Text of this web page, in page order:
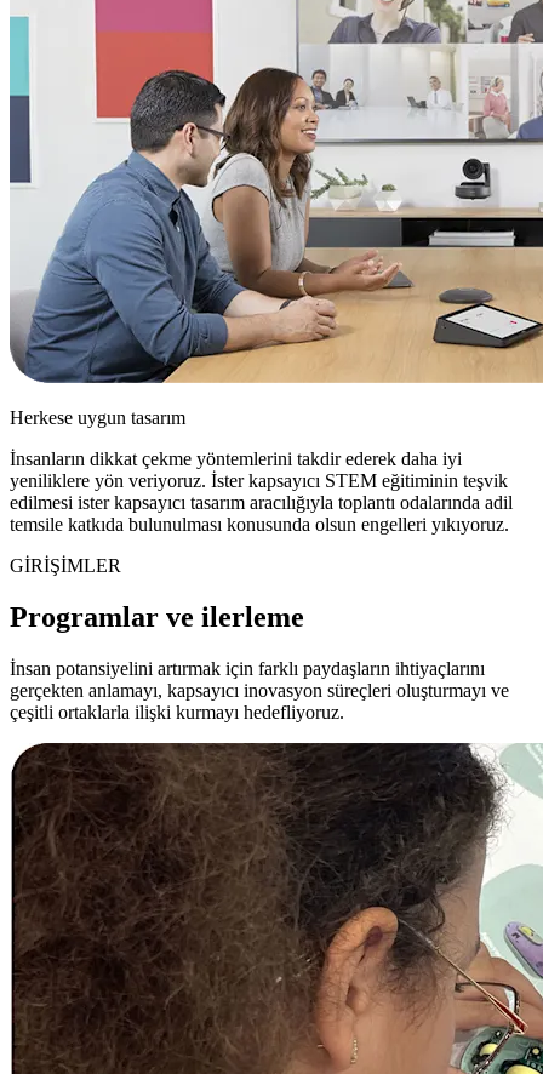
Herkese uygun tasarım
İnsanların dikkat çekme yöntemlerini takdir ederek daha iyi
yeniliklere yön veriyoruz. İster kapsayıcı STEM eğitiminin teşvik
edilmesi ister kapsayıcı tasarım aracılığıyla toplantı odalarında adil
temsile katkıda bulunulması konusunda olsun engelleri yıkıyoruz.
GİRİŞİMLER
Programlar ve ilerleme
İnsan potansiyelini artırmak için farklı paydaşların ihtiyaçlarını
gerçekten anlamayı, kapsayıcı inovasyon süreçleri oluşturmayı ve
çeşitli ortaklarla ilişki kurmayı hedefliyoruz.